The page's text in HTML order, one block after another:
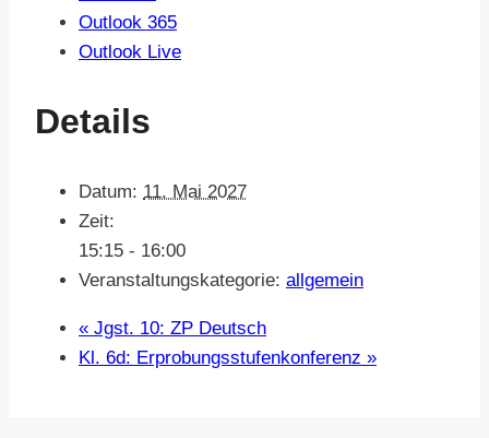
Outlook 365
Outlook Live
Details
Datum: 11. Mai 2027
Zeit:
15:15 - 16:00
Veranstaltungskategorie: allgemein
« Jgst. 10: ZP Deutsch
Kl. 6d: Erprobungsstufenkonferenz »